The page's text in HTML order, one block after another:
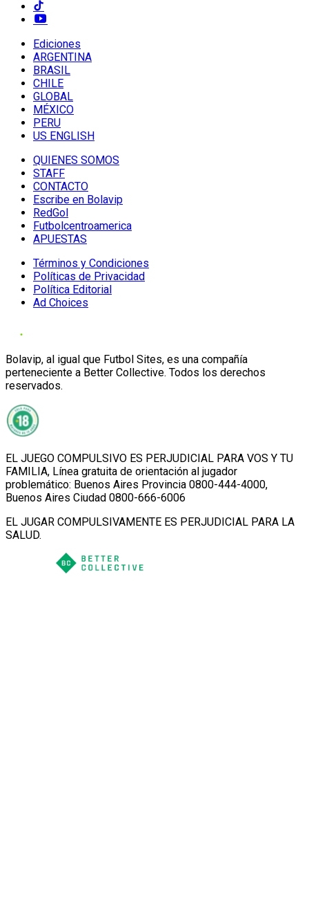
Ediciones
ARGENTINA
BRASIL
CHILE
GLOBAL
MÉXICO
PERU
US ENGLISH
QUIENES SOMOS
STAFF
CONTACTO
Escribe en Bolavip
RedGol
Futbolcentroamerica
APUESTAS
Términos y Condiciones
Políticas de Privacidad
Política Editorial
Ad Choices
Bolavip, al igual que Futbol Sites, es una compañía
perteneciente a Better Collective. Todos los derechos
reservados.
EL JUEGO COMPULSIVO ES PERJUDICIAL PARA VOS Y TU
FAMILIA, Línea gratuita de orientación al jugador
problemático: Buenos Aires Provincia 0800-444-4000,
Buenos Aires Ciudad 0800-666-6006
EL JUGAR COMPULSIVAMENTE ES PERJUDICIAL PARA LA
SALUD.